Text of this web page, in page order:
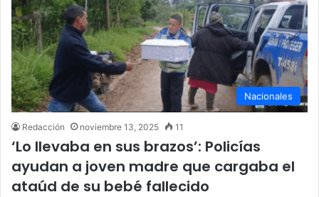
Nacionales
Redacción noviembre 13, 2025 11
‘Lo llevaba en sus brazos’: Policías
ayudan a joven madre que cargaba el
ataúd de su bebé fallecido